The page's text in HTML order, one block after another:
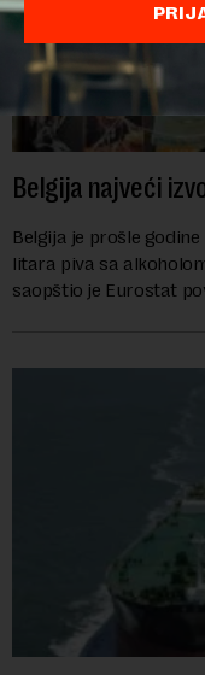
Belgija najveći
Belgija je prošle
litara piva sa
saopštio je Eurostat